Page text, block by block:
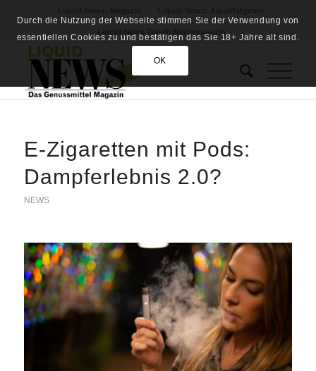
E-Zigaretten mit Pods:
Dampferlebnis 2.0?
NEWS
Durch die Nutzung der Webseite stimmen Sie der Verwendung von
essentiellen Cookies zu und bestätigen das Sie 18+ Jahre alt sind.
OK